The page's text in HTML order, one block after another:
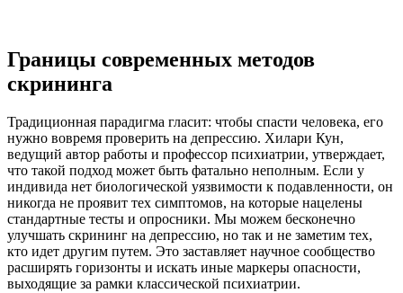
Границы современных методов
скрининга
Традиционная парадигма гласит: чтобы спасти человека, его
нужно вовремя проверить на депрессию. Хилари Кун,
ведущий автор работы и профессор психиатрии, утверждает,
что такой подход может быть фатально неполным. Если у
индивида нет биологической уязвимости к подавленности, он
никогда не проявит тех симптомов, на которые нацелены
стандартные тесты и опросники. Мы можем бесконечно
улучшать скрининг на депрессию, но так и не заметим тех,
кто идет другим путем. Это заставляет научное сообщество
расширять горизонты и искать иные маркеры опасности,
выходящие за рамки классической психиатрии.